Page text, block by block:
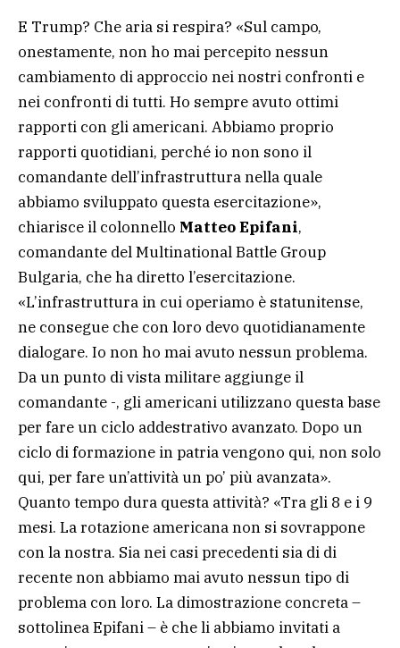
E Trump? Che aria si respira? «Sul campo,
onestamente, non ho mai percepito nessun
cambiamento di approccio nei nostri confronti e
nei confronti di tutti. Ho sempre avuto ottimi
rapporti con gli americani. Abbiamo proprio
rapporti quotidiani, perché io non sono il
comandante dell’infrastruttura nella quale
abbiamo sviluppato questa esercitazione»,
chiarisce il colonnello Matteo Epifani,
comandante del Multinational Battle Group
Bulgaria, che ha diretto l’esercitazione.
«L’infrastruttura in cui operiamo è statunitense,
ne consegue che con loro devo quotidianamente
dialogare. Io non ho mai avuto nessun problema.
Da un punto di vista militare aggiunge il
comandante -, gli americani utilizzano questa base
per fare un ciclo addestrativo avanzato. Dopo un
ciclo di formazione in patria vengono qui, non solo
qui, per fare un’attività un po’ più avanzata».
Quanto tempo dura questa attività? «Tra gli 8 e i 9
mesi. La rotazione americana non si sovrappone
con la nostra. Sia nei casi precedenti sia di di
recente non abbiamo mai avuto nessun tipo di
problema con loro. La dimostrazione concreta –
sottolinea Epifani – è che li abbiamo invitati a